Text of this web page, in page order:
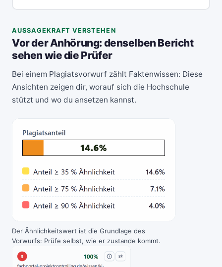
AUSSAGEKRAFT VERSTEHEN
Vor der Anhörung: denselben Bericht
sehen wie die Prüfer
Bei einem Plagiatsvorwurf zählt Faktenwissen: Diese
Ansichten zeigen dir, worauf sich die Hochschule
stützt und wo du ansetzen kannst.
Der Ähnlichkeitswert ist die Grundlage des
Vorwurfs: Prüfe selbst, wie er zustande kommt.